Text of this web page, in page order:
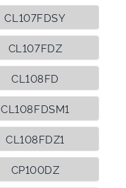
CL107FDSY
CL107FDZ
CL108FD
CL108FDSM1
CL108FDZ1
CP100DZ